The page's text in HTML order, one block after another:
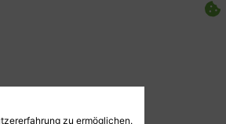
zu ermöglichen.